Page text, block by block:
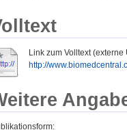
Link zum Volltext (externe
http://